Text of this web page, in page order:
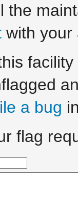
the
with your
facility
a bug
flag